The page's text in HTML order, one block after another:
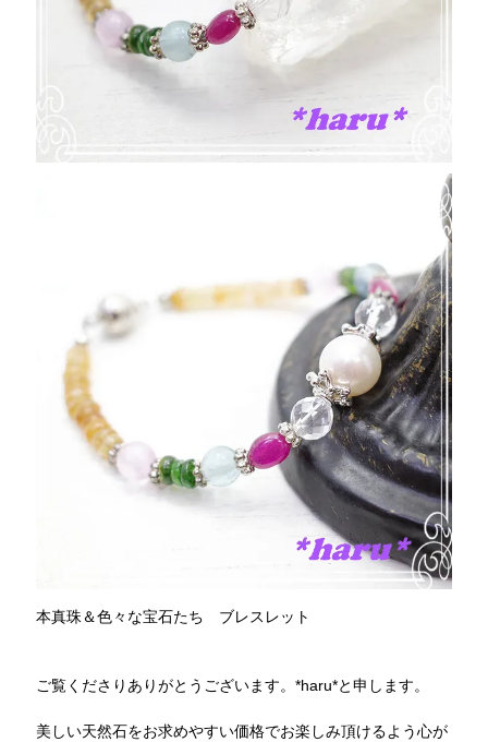
本真珠＆色々な宝石たち ブレスレット
ご覧くださりありがとうございます。*haru*と申します。
美しい天然石をお求めやすい価格でお楽しみ頂けるよう心が